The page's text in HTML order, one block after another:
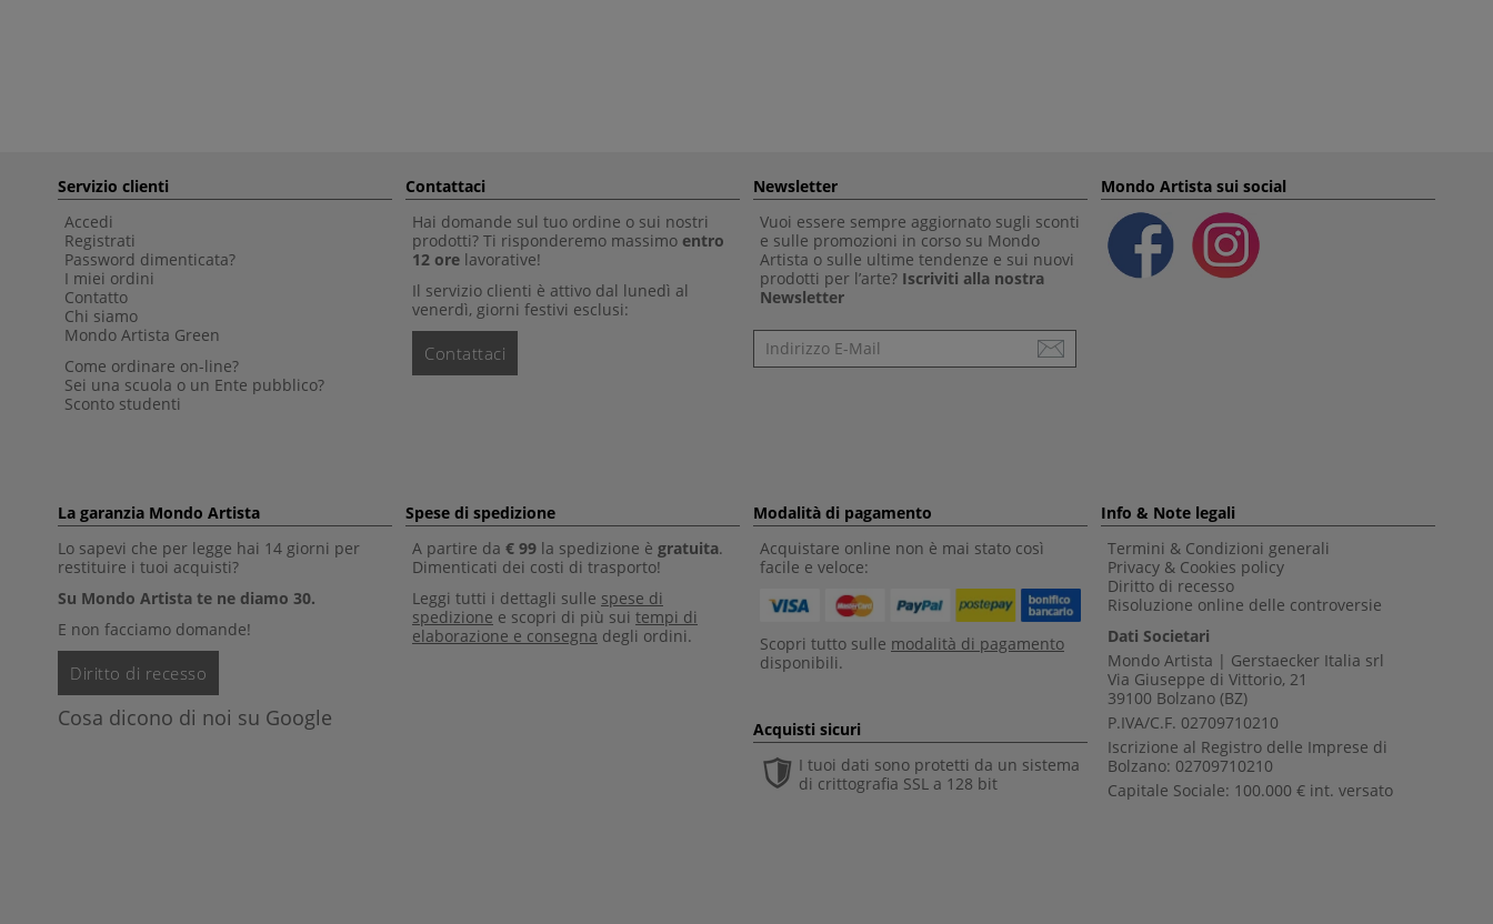
Servizio clienti
Accedi
Registrati
Password dimenticata?
I miei ordini
Contatto
Chi siamo
Mondo Artista Green
Come ordinare on-line?
Sei una scuola o un Ente pubblico?
Sconto studenti
Contattaci
Hai domande sul tuo ordine o sui nostri
prodotti? Ti risponderemo massimo entro
12 ore lavorative!
Il servizio clienti è attivo dal lunedì al
venerdì, giorni festivi esclusi:
Contattaci
Newsletter
Vuoi essere sempre aggiornato sugli sconti
e sulle promozioni in corso su Mondo
Artista o sulle ultime tendenze e sui nuovi
prodotti per l’arte? Iscriviti alla nostra
Newsletter
Newsletter
Mondo Artista sui social
La garanzia Mondo Artista
Lo sapevi che per legge hai 14 giorni per
restituire i tuoi acquisti?
Su Mondo Artista te ne diamo 30.
E non facciamo domande!
Diritto di recesso
Cosa dicono di noi su Google
Spese di spedizione
A partire da € 99 la spedizione è gratuita.
Dimenticati dei costi di trasporto!
Leggi tutti i dettagli sulle spese di
spedizione e scopri di più sui tempi di
elaborazione e consegna degli ordini.
Modalità di pagamento
Acquistare online non è mai stato così
facile e veloce:
Scopri tutto sulle modalità di pagamento
disponibili.
Info & Note legali
Termini & Condizioni generali
Privacy & Cookies policy
Diritto di recesso
Risoluzione online delle controversie
Dati Societari
Mondo Artista | Gerstaecker Italia srl
Via Giuseppe di Vittorio, 21
39100 Bolzano (BZ)
P.IVA/C.F. 02709710210
Iscrizione al Registro delle Imprese di
Bolzano: 02709710210
Capitale Sociale: 100.000 € int. versato
Acquisti sicuri
I tuoi dati sono protetti da un sistema
di crittografia SSL a 128 bit